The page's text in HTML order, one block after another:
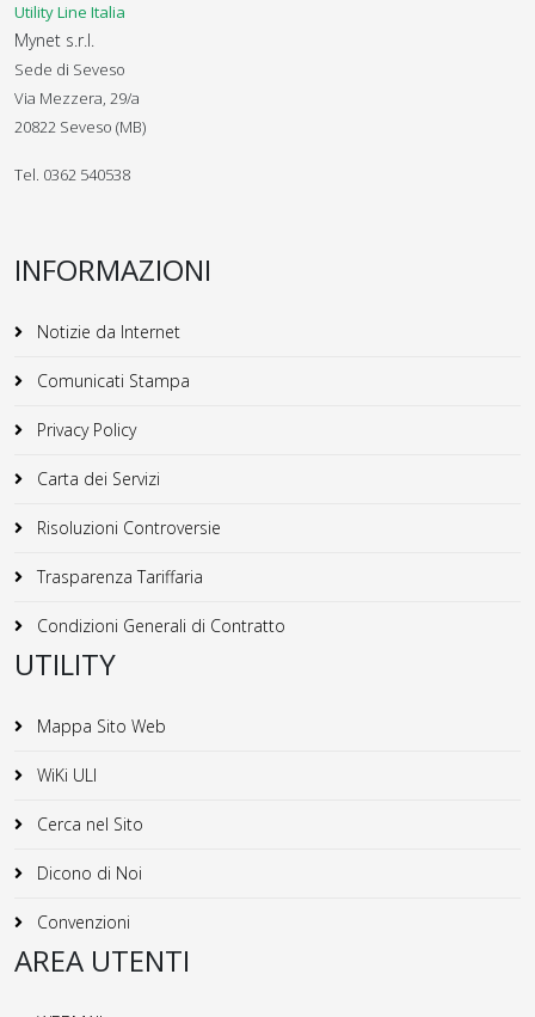
Utility Line Italia
Mynet s.r.l.
Sede di Seveso
Via Mezzera, 29/a
20822 Seveso (MB)
Tel. 0362 540538
INFORMAZIONI
Notizie da Internet
Comunicati Stampa
Privacy Policy
Carta dei Servizi
Risoluzioni Controversie
Trasparenza Tariffaria
Condizioni Generali di Contratto
UTILITY
Mappa Sito Web
WiKi ULI
Cerca nel Sito
Dicono di Noi
Convenzioni
AREA UTENTI